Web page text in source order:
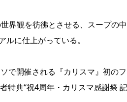
界観を彷彿とさせる、スープの
に仕上がっている。
で開催される『カリスマ』初の
特典“祝4周年・カリスマ感謝祭